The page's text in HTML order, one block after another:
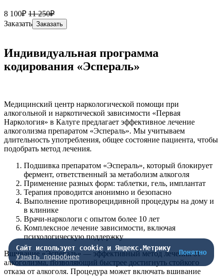
8 100₽ 11 250₽
Заказать Заказать
Индивидуальная программа
кодирования «Эспераль»
Медицинский центр наркологической помощи при
алкогольной и наркотической зависимости «Первая
Наркология» в Калуге предлагает эффективное лечение
алкоголизма препаратом «Эспераль». Мы учитываем
длительность употребления, общее состояние пациента, чтобы
подобрать метод лечения.
Подшивка препаратом «Эспераль», который блокирует
фермент, ответственный за метаболизм алкоголя
Применение разных форм: таблетки, гель, имплантат
Терапия проводится анонимно и безопасно
Выполнение противорецидивной процедуры на дому и
в клинике
Врачи-наркологи с опытом более 10 лет
Комплексное лечение зависимости, включая
психологическую поддержку
Вшивание «Эспераль» — эффективный метод лечения от
алкоголизма, позволяющий быстрее достигнуть стойкого
отказа от алкоголя. Процедура может включать вшивание
Сайт использует cookie и Яндекс.Метрику
Узнать подробнее
Понятно